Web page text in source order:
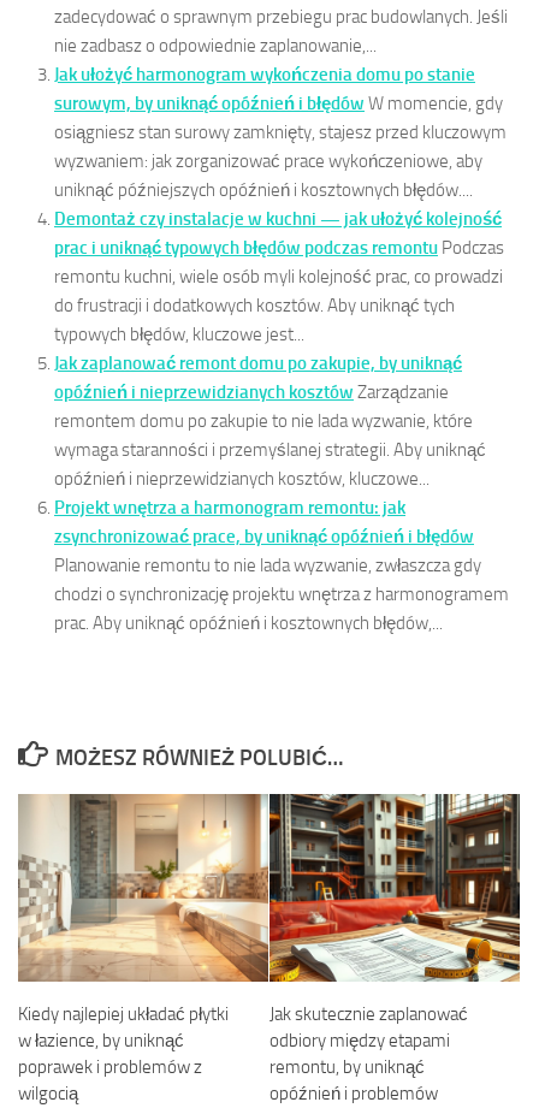
zadecydować o sprawnym przebiegu prac budowlanych. Jeśli
nie zadbasz o odpowiednie zaplanowanie,...
Jak ułożyć harmonogram wykończenia domu po stanie
surowym, by uniknąć opóźnień i błędów W momencie, gdy
osiągniesz stan surowy zamknięty, stajesz przed kluczowym
wyzwaniem: jak zorganizować prace wykończeniowe, aby
uniknąć późniejszych opóźnień i kosztownych błędów....
Demontaż czy instalacje w kuchni — jak ułożyć kolejność
prac i uniknąć typowych błędów podczas remontu Podczas
remontu kuchni, wiele osób myli kolejność prac, co prowadzi
do frustracji i dodatkowych kosztów. Aby uniknąć tych
typowych błędów, kluczowe jest...
Jak zaplanować remont domu po zakupie, by uniknąć
opóźnień i nieprzewidzianych kosztów Zarządzanie
remontem domu po zakupie to nie lada wyzwanie, które
wymaga staranności i przemyślanej strategii. Aby uniknąć
opóźnień i nieprzewidzianych kosztów, kluczowe...
Projekt wnętrza a harmonogram remontu: jak
zsynchronizować prace, by uniknąć opóźnień i błędów
Planowanie remontu to nie lada wyzwanie, zwłaszcza gdy
chodzi o synchronizację projektu wnętrza z harmonogramem
prac. Aby uniknąć opóźnień i kosztownych błędów,...
MOŻESZ RÓWNIEŻ POLUBIĆ…
Kiedy najlepiej układać płytki
w łazience, by uniknąć
poprawek i problemów z
wilgocią
Jak skutecznie zaplanować
odbiory między etapami
remontu, by uniknąć
opóźnień i problemów